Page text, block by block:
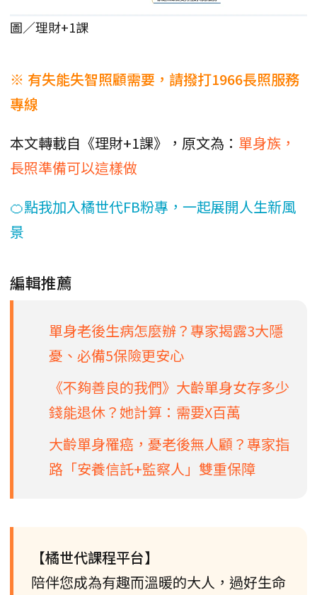
圖／理財+1課
※ 有失能失智照顧需要，請撥打1966長照服務
專線
本文轉載自《理財+1課》，原文為： 單身族，
長照準備可以這樣做
🍊點我加入橘世代FB粉專，一起展開人生新風
景
編輯推薦
單身老後生病怎麼辦？專家揭露3大隱
憂、必備5保險更安心
《不夠善良的我們》大齡單身女存多少
錢能退休？她計算：需要X百萬
大齡單身罹癌，憂老後無人顧？專家指
路「安養信託+監察人」雙重保障
【橘世代課程平台】
陪伴您成為有趣而溫暖的大人，過好生命